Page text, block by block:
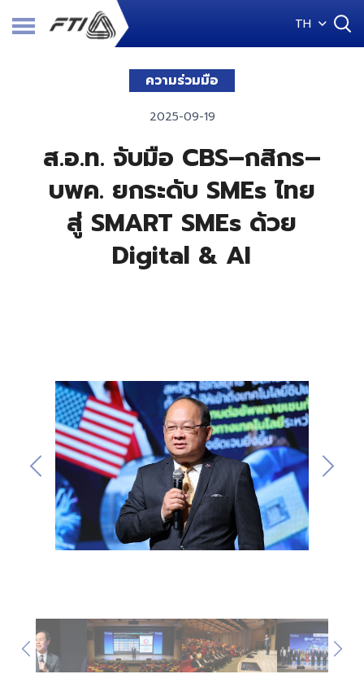
TH
ความร่วมมือ
2025-09-19
ส.อ.ท. จับมือ CBS–กสิกร–
บพค. ยกระดับ SMEs ไทย
สู่ SMART SMEs ด้วย
Digital & AI